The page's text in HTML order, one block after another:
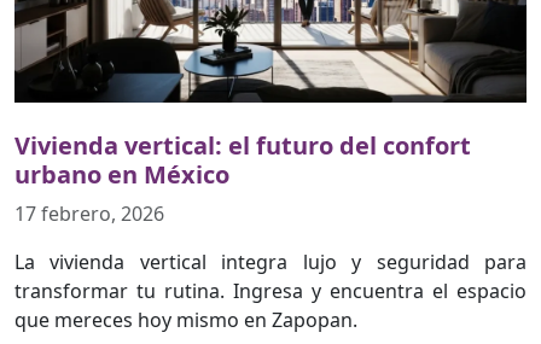
Vivienda vertical: el futuro del confort
urbano en México
17 febrero, 2026
La vivienda vertical integra lujo y seguridad para
transformar tu rutina. Ingresa y encuentra el espacio
que mereces hoy mismo en Zapopan.